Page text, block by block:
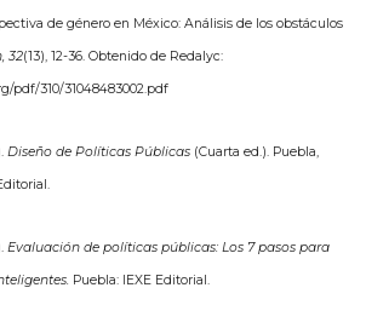
de género en México: Análisis de los obstáculos
32(13), 12-36. Obtenido de Redalyc:
pdf/310/31048483002.pdf
Diseño de Políticas Públicas (Cuarta ed.). Puebla,
Evaluación de políticas públicas: Los 7 pasos para
Puebla: IEXE Editorial.